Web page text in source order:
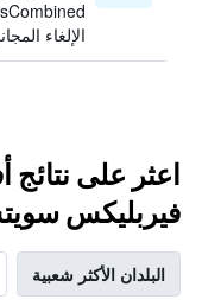
الإلغاء
اعثر على
فيربليكس
البلدان الأكثر شعبية